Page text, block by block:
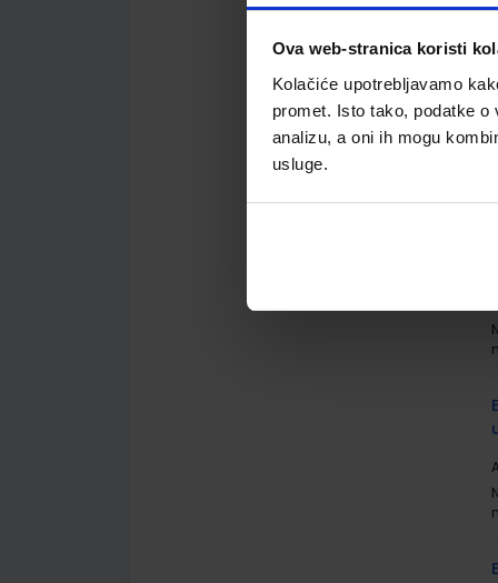
Ova web-stranica koristi
Kolačiće upotrebljavamo
promet. Isto tako, podatke
analizu, a oni ih mogu
usluge.